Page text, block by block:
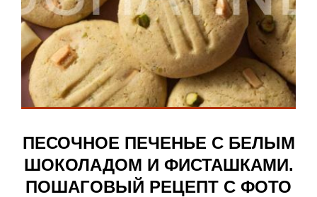
ПЕСОЧНОЕ ПЕЧЕНЬЕ С БЕЛЫМ
ШОКОЛАДОМ И ФИСТАШКАМИ.
ПОШАГОВЫЙ РЕЦЕПТ С ФОТО